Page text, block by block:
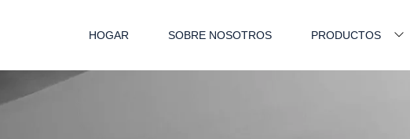
HOGAR SOBRE NOSOTROS PRODUCTOS